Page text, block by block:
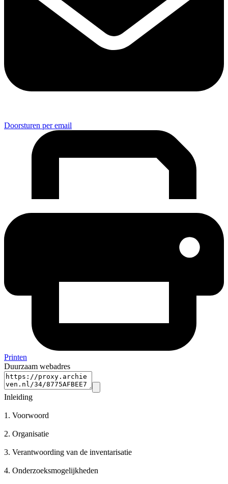
Doorsturen per email
Printen
Duurzaam webadres
Inleiding
1. Voorwoord
2. Organisatie
3. Verantwoording van de inventarisatie
4. Onderzoeksmogelijkheden